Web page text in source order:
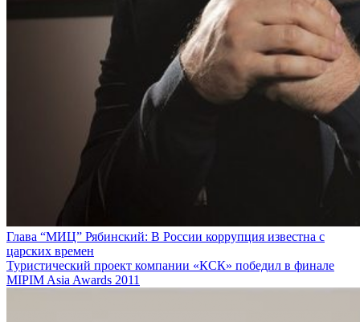
Глава “МИЦ” Рябинский: В России коррупция известна с
царских времен
Туристический проект компании «КСК» победил в финале
MIPIM Asia Awards 2011